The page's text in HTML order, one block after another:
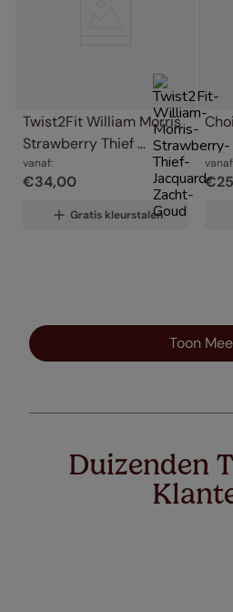
Twist2Fit William Morris
Strawberry Thief
Jacquard Zacht Goud
vanaf:
€34,00
Gratis kleurstalen
€25
Toon
Duizenden